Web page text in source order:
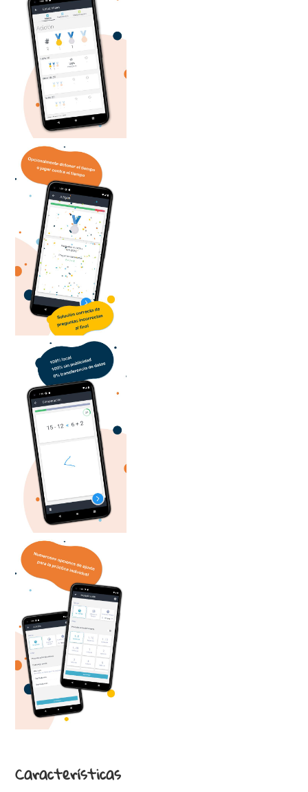
Características